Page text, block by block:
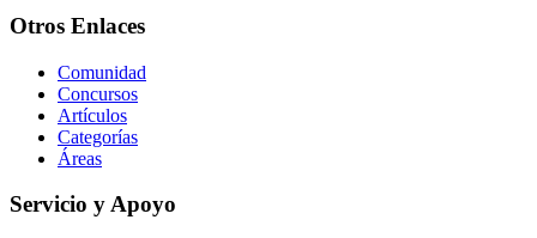
Otros Enlaces
Comunidad
Concursos
Artículos
Categorías
Áreas
Servicio y Apoyo